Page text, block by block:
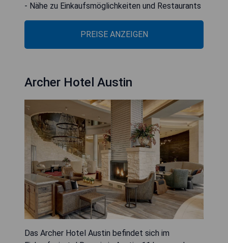
- Nähe zu Einkaufsmöglichkeiten und Restaurants
PREISE ANZEIGEN
Archer Hotel Austin
Das Archer Hotel Austin befindet sich im